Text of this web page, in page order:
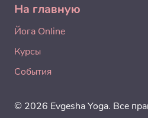
На главную
Йога Online
Курсы
События
© 2026 Evgesha Yoga. Все